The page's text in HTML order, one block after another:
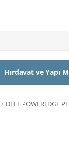
Hırdavat ve Yapı
DELL POWEREDGE